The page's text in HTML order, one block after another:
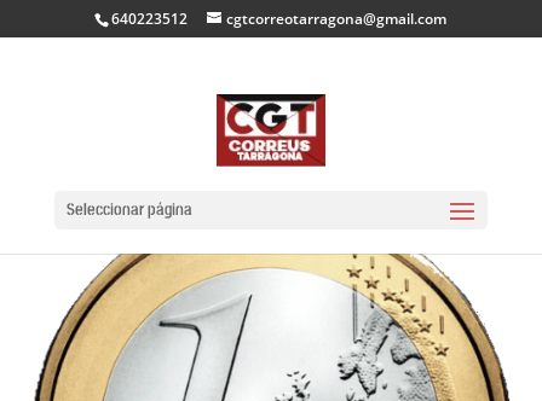
640223512 cgtcorreotarragona@gmail.com
Seleccionar página